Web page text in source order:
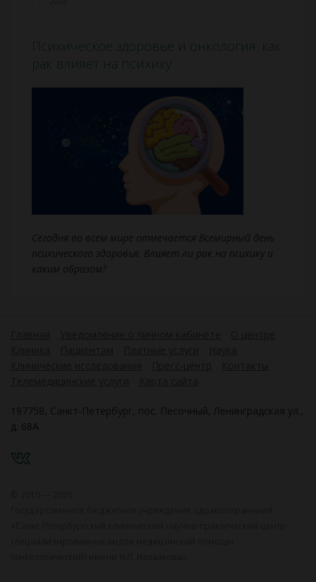
Психическое здоровье и онкология: как
рак влияет на психику
Сегодня во всем мире отмечается Всемирный день
психического здоровья. Влияет ли рак на психику и
каким образом?
197758, Санкт-Петербург, пос. Песочный, Ленинградская ул.,
д. 68А